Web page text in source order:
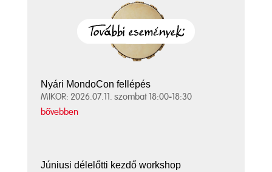
Nyári MondoCon fellépés
MIKOR: 2026.07.11. szombat 18:00-18:30
bővebben
Júniusi délelőtti kezdő workshop